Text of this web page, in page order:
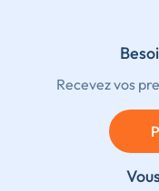
Recevez vos